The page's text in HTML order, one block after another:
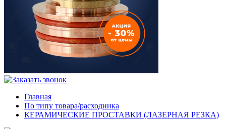
Главная
По типу товара/расходника
КЕРАМИЧЕСКИЕ ПРОСТАВКИ (ЛАЗЕРНАЯ РЕЗКА)